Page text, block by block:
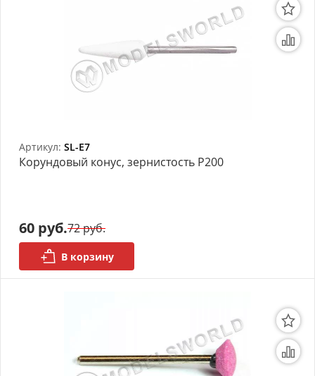
Артикул: SL-E7
Корундовый конус, зернистость P200
60 руб.72 руб.
В корзину